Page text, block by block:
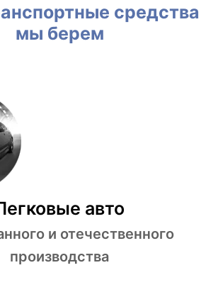
средства
мы берем
авто
и отечественного
производства